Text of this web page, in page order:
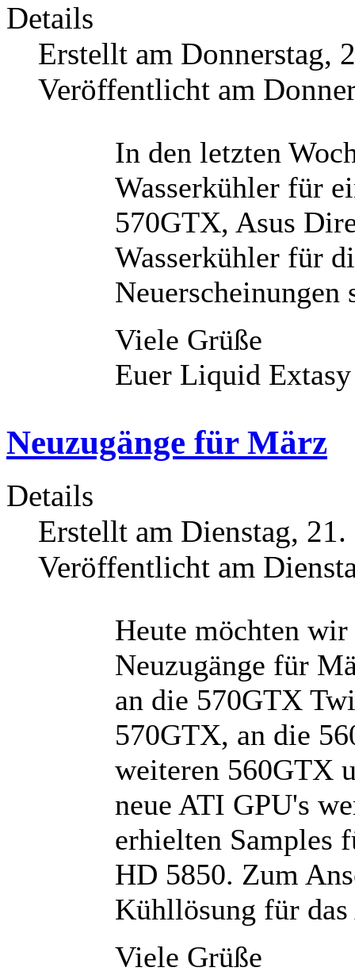
Details
Erstellt am Donnerstag,
Veröffentlicht am
In den letzten
Wasserkühler für
570GTX, Asus
Wasserkühler für
Neuerscheinungen
Viele Grüße
Euer Liquid Extasy
Neuzugänge für März
Details
Erstellt am Dienstag,
Veröffentlicht am
Heute möchten
Neuzugänge für
an die 570GTX
570GTX, an die
weiteren 560GTX
neue ATI GPU's
erhielten Samples
HD 5850. Zum
Kühllösung für das
Viele Grüße